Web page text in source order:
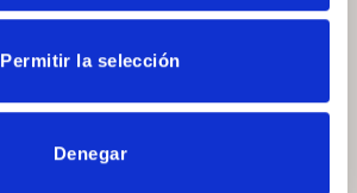
Permitir la selección
Denegar